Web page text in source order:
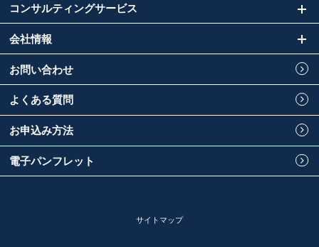
コンサルティングサービス
会社情報
お問い合わせ
よくある質問
お申込み方法
電子パンフレット
サイトマップ